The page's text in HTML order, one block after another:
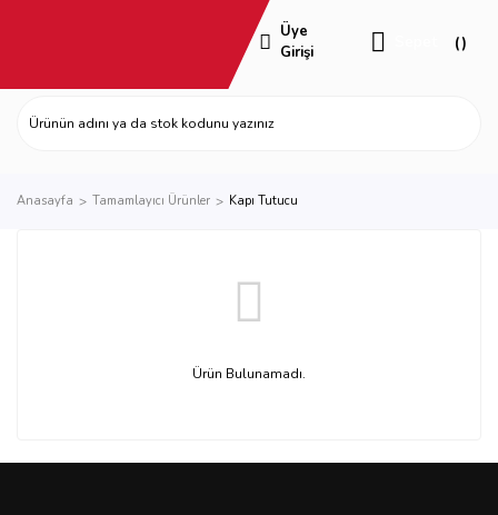
Üye
Girişi
Anasayfa Tamamlayıcı Ürünler Kapı Tutucu
Ürün Bulunamadı.